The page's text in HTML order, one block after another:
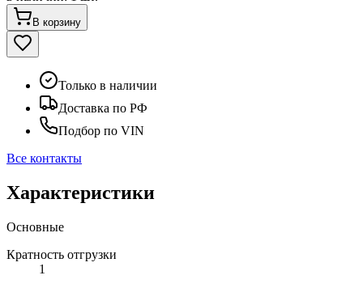
В корзину
Только в наличии
Доставка по РФ
Подбор по VIN
Все контакты
Характеристики
Основные
Кратность отгрузки
1